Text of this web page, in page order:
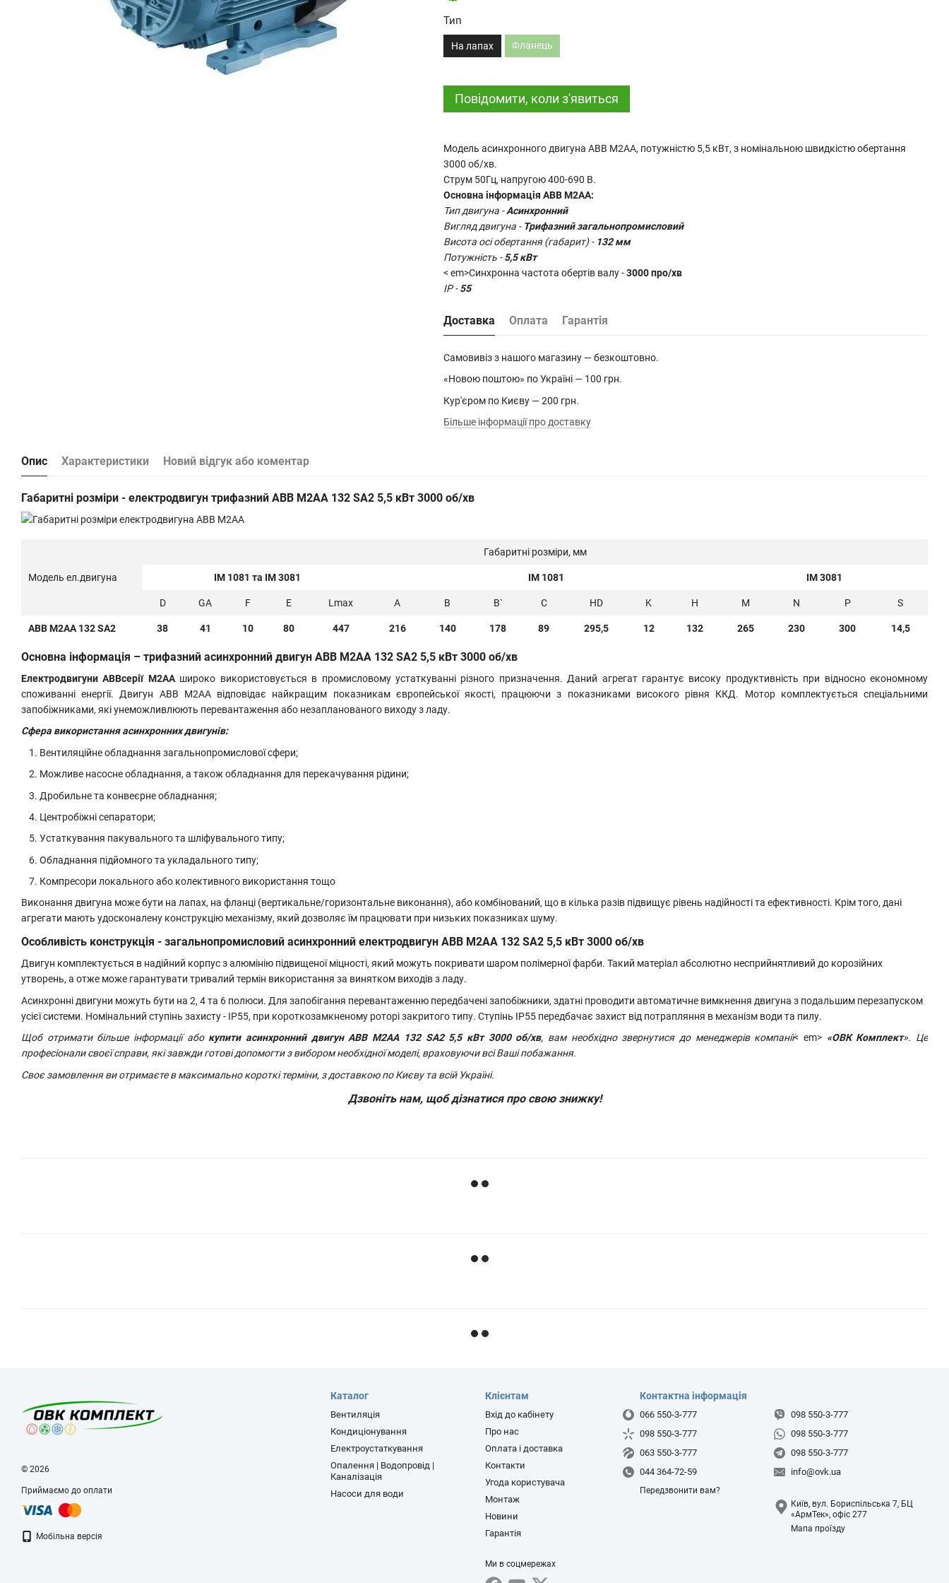
Тип
На лапах Фланець
Повідомити, коли з'явиться
Модель асинхронного двигуна ABB M2AA, потужністю 5,5 кВт, з номінальною швидкістю обертання
3000 об/хв.
Струм 50Гц, напругою 400-690 В.
Основна інформація ABB M2AA:
Тип двигуна -Асинхронний
Вигляд двигуна - Трифазний загальнопромисловий
Висота осі обертання (габарит) - 132 мм
Потужність -5,5 кВт
< em>Синхронна частота обертів валу -3000 про/хв
IP -55
Доставка Оплата Гарантія
Самовивіз з нашого магазину — безкоштовно.
«Новою поштою» по Україні — 100 грн.
Кур'єром по Києву — 200 грн.
Більше інформації про доставку
Опис Характеристики Новий відгук або коментар
Габаритні розміри - електродвигун трифазний ABB M2AA 132 SA2 5,5 кВт 3000 об/хв
Модель ел.двигуна
Габаритні розміри, мм
IM 1081 та IM 3081 IM 1081 IM 3081
D GA F E Lmax A B B` C HD K H M N P S
ABB M2AA 132 SA2 38 41 10 80 447 216 140 178 89 295,5 12 132 265 230 300 14,5
Основна інформація – трифазний асинхронний двигун ABB M2AA 132 SA2 5,5 кВт 3000 об/хв
ЕлектродвигуниABBсерії M2AA широко використовується в промисловому устаткуванні різного призначення. Даний агрегат гарантує високу продуктивність при відносно економному
споживанні енергії. Двигун ABB M2AA відповідає найкращим показникам європейської якості, працюючи з показниками високого рівня ККД. Мотор комплектується спеціальними
запобіжниками, які унеможливлюють перевантаження або незапланованого виходу з ладу.
Сфера використання асинхронних двигунів:
Вентиляційне обладнання загальнопромислової сфери;
Можливе насосне обладнання, а також обладнання для перекачування рідини;
Дробильне та конвеєрне обладнання;
Центробіжні сепаратори;
Устаткування пакувального та шліфувального типу;
Обладнання підйомного та укладального типу;
Компресори локального або колективного використання тощо
Виконання двигуна може бути на лапах, на фланці (вертикальне/горизонтальне виконання), або комбінований, що в кілька разів підвищує рівень надійності та ефективності. Крім того, дані
агрегати мають удосконалену конструкцію механізму, який дозволяє їм працювати при низьких показниках шуму.
Особливість конструкція - загальнопромисловий асинхронний електродвигун ABB M2AA 132 SA2 5,5 кВт 3000 об/хв
Двигун комплектується в надійний корпус з алюмінію підвищеної міцності, який можуть покривати шаром полімерної фарби. Такий матеріал абсолютно несприйнятливий до корозійних
утворень, а отже може гарантувати тривалий термін використання за винятком виходів з ладу.
Асинхронні двигуни можуть бути на 2, 4 та 6 полюси. Для запобігання перевантаженню передбачені запобіжники, здатні проводити автоматичне вимкнення двигуна з подальшим перезапуском
усієї системи. Номінальний ступінь захисту - IP55, при короткозамкненому роторі закритого типу. Ступінь IP55 передбачає захист від потрапляння в механізм води та пилу.
Щоб отримати більше інформації або купити асинхронний двигунABB M2AA 132 SA2 5,5 кВт 3000 об/хв, вам необхідно звернутися до менеджерів компанії< em> «ОВК Комплект». Це
професіонали своєї справи, які завжди готові допомогти з вибором необхідної моделі, враховуючи всі Ваші побажання.
Своє замовлення ви отримаєте в максимально короткі терміни, з доставкою по Києву та всій Україні.
Дзвоніть нам, щоб дізнатися про свою знижку!
© 2026
Приймаємо до оплати
Мобільна версія
Каталог
Вентиляція
Кондиціонування
Електроустаткування
Опалення | Водопровід |
Каналізація
Насоси для води
Клієнтам
Вхід до кабінету
Про нас
Оплата і доставка
Контакти
Угода користувача
Монтаж
Новини
Гарантія
Ми в соцмережах
Контактна інформація
066 550-3-777
098 550-3-777
063 550-3-777
044 364-72-59
Передзвонити вам?
098 550-3-777
098 550-3-777
098 550-3-777
info@ovk.ua
Київ, вул. Бориспільська 7, БЦ
«АрмТек», офіс 277
Мапа проїзду